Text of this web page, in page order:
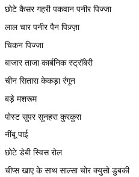
छोटे कैसर गहरी पकवान पनीर पिज्जा
लाल चार पनीर पैन पिज़्ज़ा
चिकन पिज्जा
बाजार ताजा कार्बनिक स्ट्रॉबेरी
चीन सितारा केकड़ा रंगून
बड़े मशरूम
पोस्ट सुपर सुनहरा कुरकुरा
नींबू पाई
छोटे डेबी स्विस रोल
चीप्स खाए के साथ साल्सा चोर क्युसो डुबकी